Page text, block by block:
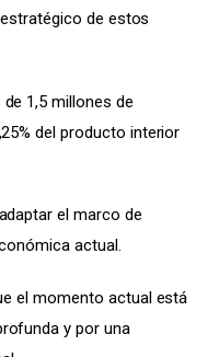
de estos
1,5 millones de
del producto interior
el marco de
actual.
el momento actual está
y por una